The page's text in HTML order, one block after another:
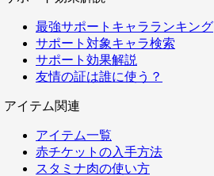
最強サポートキャラランキング
サポート対象キャラ検索
サポート効果解説
友情の証は誰に使う？
アイテム関連
アイテム一覧
赤チケットの入手方法
スタミナ肉の使い方